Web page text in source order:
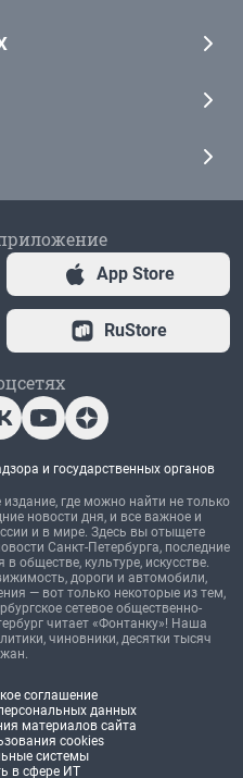
App Store
RuStore
и государственных органов
где можно найти не только
новости дня, и все важное и
и в мире. Здесь вы отыщете
Санкт-Петербурга, последние
обществе, культуре, искусстве.
дороги и автомобили,
— вот только некоторые из тем,
сетевое общественно-
читает «Фонтанку»! Наша
чиновники, десятки тысяч
соглашение
данных
материалов сайта
cookies
системы
в сфере ИТ